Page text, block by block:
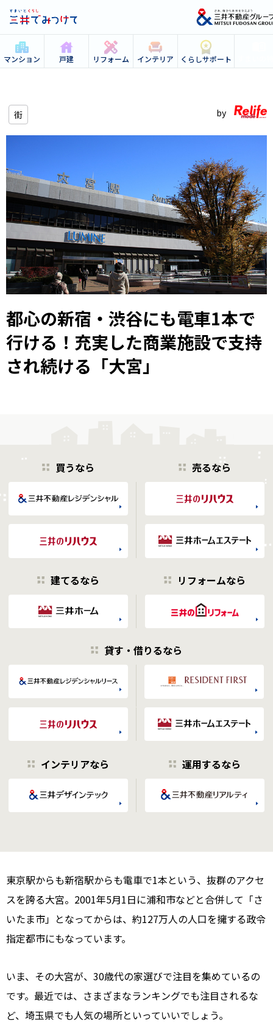
マンション 戸建 リフォーム インテリア くらしサポート
街
都心の新宿・渋谷にも電車1本で
行ける！充実した商業施設で支持
され続ける「大宮」
買うなら 売るなら
建てるなら リフォームなら
貸す・借りるなら
インテリアなら 運用するなら
東京駅からも新宿駅からも電車で1本という、抜群のアクセ
スを誇る大宮。2001年5月1日に浦和市などと合併して「さ
いたま市」となってからは、約127万人の人口を擁する政令
指定都市にもなっています。
いま、その大宮が、30歳代の家選びで注目を集めているの
です。最近では、さまざまなランキングでも注目されるな
ど、埼玉県でも人気の場所といっていいでしょう。